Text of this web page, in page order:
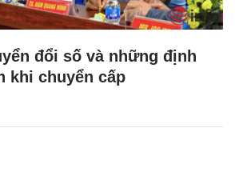
đổi số và những định
khi chuyển cấp